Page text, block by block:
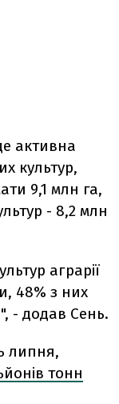
активна
культур,
9,1 млн га,
- 8,2 млн
аграрії
48% з них
- додав Сень.
липня,
тонн